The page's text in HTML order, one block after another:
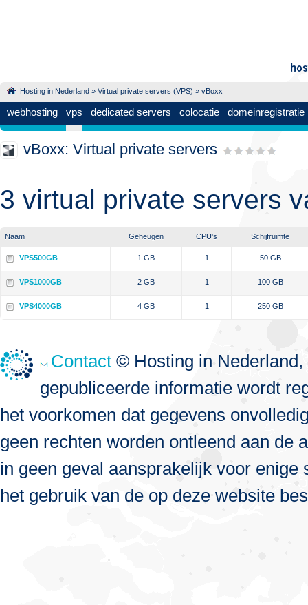
Hosting in Nederland » Virtual private servers (VPS) » vBoxx
webhosting vps dedicated servers colocatie domeinregistratie
vBoxx: Virtual private servers
3 virtual private servers
Naam Geheugen CPU's Schijfruimte
VPS500GB 1 GB 1 50 GB
VPS1000GB 2 GB 1 100 GB
VPS4000GB 4 GB 1 250 GB
Contact © Hosting in
gepubliceerde informatie wordt
het voorkomen dat gegevens
geen rechten worden ontleend aan de
in geen geval aansprakelijk voor
het gebruik van de op deze website